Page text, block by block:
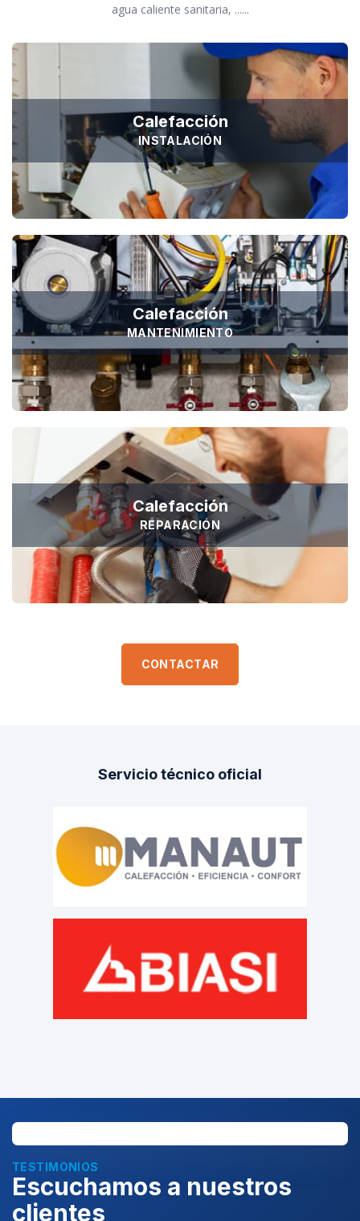
agua caliente sanitaria, ......
Calefacción
INSTALACIÓN
Calefacción
MANTENIMIENTO
Calefacción
REPARACIÓN
CONTACTAR
Servicio técnico oficial
TESTIMONIOS
Escuchamos a nuestros
clientes